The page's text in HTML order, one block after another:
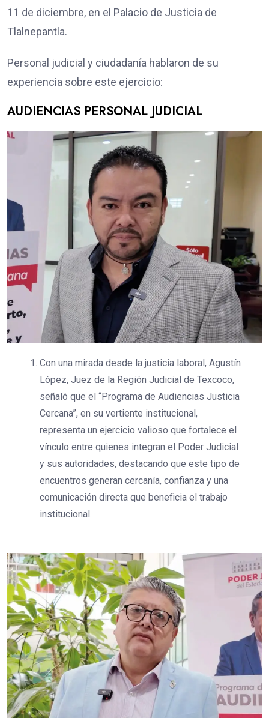
11 de diciembre, en el Palacio de Justicia de
Tlalnepantla.
Personal judicial y ciudadanía hablaron de su
experiencia sobre este ejercicio:
AUDIENCIAS PERSONAL JUDICIAL
Con una mirada desde la justicia laboral, Agustín
López, Juez de la Región Judicial de Texcoco,
señaló que el “Programa de Audiencias Justicia
Cercana”, en su vertiente institucional,
representa un ejercicio valioso que fortalece el
vínculo entre quienes integran el Poder Judicial
y sus autoridades, destacando que este tipo de
encuentros generan cercanía, confianza y una
comunicación directa que beneficia el trabajo
institucional.